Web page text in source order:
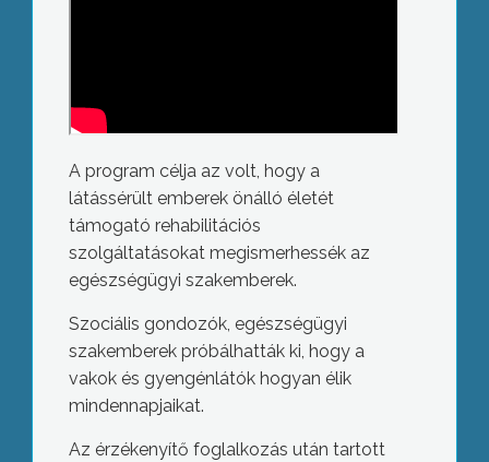
A program célja az volt, hogy a
látássérült emberek önálló életét
támogató rehabilitációs
szolgáltatásokat megismerhessék az
egészségügyi szakemberek.
Szociális gondozók, egészségügyi
szakemberek próbálhatták ki, hogy a
vakok és gyengénlátók hogyan élik
mindennapjaikat.
Az érzékenyítő foglalkozás után tartott